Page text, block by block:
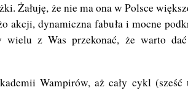
Żałuję, że nie ma ona w Polsce
akcji, dynamiczna fabuła i mocne
z Was przekonać, że warto dać
Wampirów, aż cały cykl (sześć